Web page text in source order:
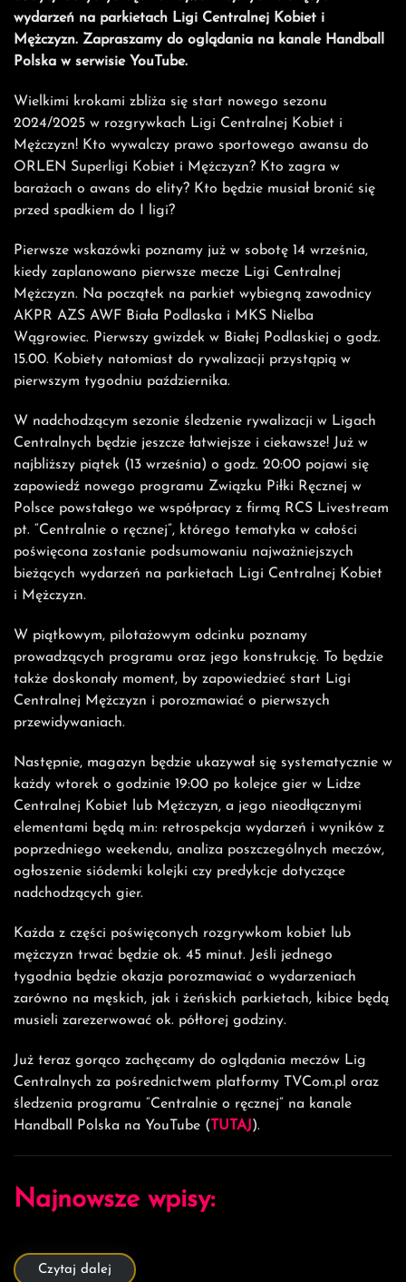
Suzuki Korona
Handball- SPR Pogoń
Szczecin
Opublikowano21 października 2024. Opublikowano wGalerie
SPR Pogoń Szczecin 21:19 (8:10)